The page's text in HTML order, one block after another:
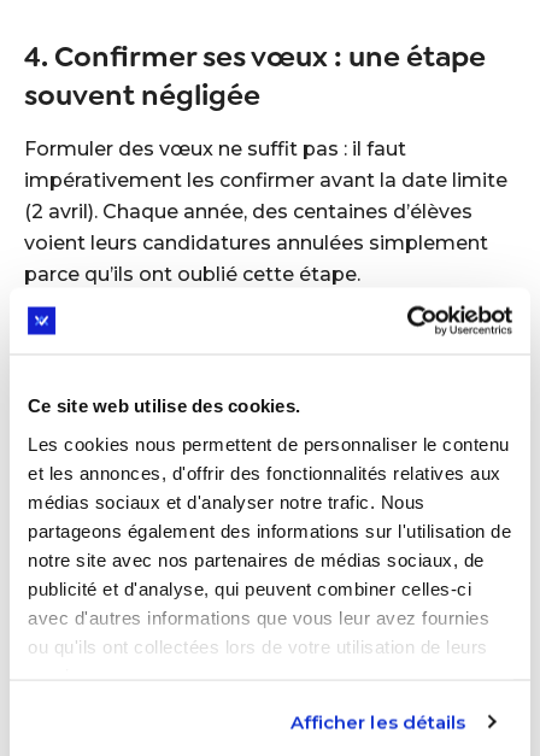
Ce site web utilise des cookies.
Les cookies nous permettent de personnaliser le contenu
et les annonces, d'offrir des fonctionnalités relatives aux
médias sociaux et d'analyser notre trafic. Nous
partageons également des informations sur l'utilisation de
notre site avec nos partenaires de médias sociaux, de
publicité et d'analyse, qui peuvent combiner celles-ci
avec d'autres informations que vous leur avez fournies
ou qu'ils ont collectées lors de votre utilisation de leurs
Afficher les détails
4. Confirmer ses vœux : une étape
souvent négligée
Formuler des vœux ne suffit pas : il faut
impérativement les confirmer avant la date limite
(2 avril). Chaque année, des centaines d’élèves
voient leurs candidatures annulées simplement
parce qu’ils ont oublié cette étape.
Comment procéder ?
des vœux saisis.
Ajouter tous les documents demandés
(bulletins, CV, lettres de motivation…).
Cliquer sur "confirmer" chaque vœu avant la
date limite.
Nos conseils: Notez la date limite dans l’agenda
et faites un rappel à votre ado. Trop d’élèves
n’ont pas validé leurs choix. Sans confirmation, un